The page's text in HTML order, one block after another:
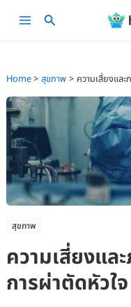
Main
Home สุขภาพ ความเสี่ยงแล
สุขภาพ
ความเสี่ยงแล
การผ่าตัดหัวใจ